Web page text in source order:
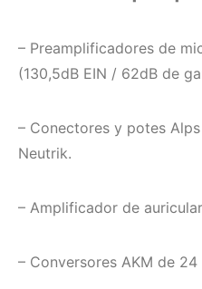
– Preamplificadores de
(130,5dB EIN / 62dB de
– Conectores y potes
Neutrik.
– Amplificador de
– Conversores AKM de